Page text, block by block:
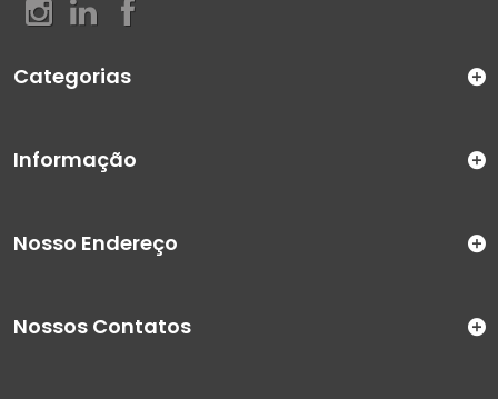
Categorias
Informação
Nosso Endereço
Nossos Contatos